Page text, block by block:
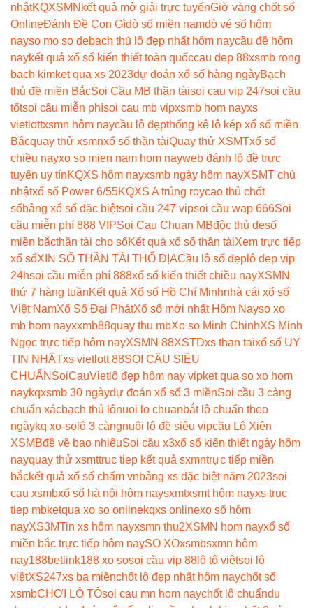
nhậtKQXSMN kết quả mở giải trực tuyếnGiờ vàng chốt số
OnlineĐánh Đề Con Gìdò số miền namdò vé số hôm
nayso mo so debach thủ lô đẹp nhất hôm naycầu đề hôm
naykết quả xổ số kiến thiết toàn quốccau dep 88xsmb rong
bach kimket qua xs 2023dự đoán xổ số hàng ngàyBạch
thủ đề miền BắcSoi Cầu MB thần tàisoi cau vip 247soi cầu
tốtsoi cầu miễn phísoi cau mb vipxsmb hom nayxs
vietlottxsmn hôm naycầu lô đẹpthống kê lô kép xổ số miền
Bắcquay thử xsmnxổ số thần tàiQuay thử XSMTxổ số
chiều nayxo so mien nam hom nayweb đánh lô đề trực
tuyến uy tínKQXS hôm nayxsmb ngày hôm nayXSMT chủ
nhậtxổ số Power 6/55KQXS A trúng roycao thủ chốt
sốbảng xổ số đặc biệtsoi cầu 247 vipsoi cầu wap 666Soi
cầu miễn phí 888 VIPSoi Cau Chuan MBđộc thủ desố
miền bắcthần tài cho sốKết quả xổ số thần tàiXem trực tiếp
xổ sốXIN SỐ THẦN TÀI THỔ ĐỊACầu lô số đẹp lô đẹp vip
24hsoi cầu miễn phí 888xổ số kiến thiết chiều nayXSMN
thứ 7 hàng tuầnKết quả Xổ số Hồ Chí Minhnhà cái xổ số
Việt NamXổ Số Đại PhátXổ số mới nhất Hôm Nayso xo
mb hom nayxxmb88quay thu mbXo so Minh ChinhXS Minh
Ngọc trực tiếp hôm nayXSMN 88XSTDxs than taixổ số UY
TIN NHẤTxs vietlott 88SOI CẦU SIÊU
CHUẨN SoiCauVietlô đẹp hôm nay vipket qua so xo hom
naykqxsmb 30 ngàydự đoán xổ số 3 miềnSoi cầu 3 càng
chuẩn xácbạch thủ lônuoi lo chuanbắt lô chuẩn theo
ngàykq xo-so lô 3 càngnuôi lô đề siêu vipcầu Lô Xiên
XSMBđề về bao nhiêuSoi cầu x3xổ số kiến thiết ngày hôm
nayquay thử xsmttruc tiep kết quả sxmntrực tiếp miền
bắckết quả xổ số chấm vnbảng xs đặc biệt năm 2023soi
cau xsmbxổ số hà nội hôm naysxmtxsmt hôm nayxs truc
tiep mbketqua xo so onlinekqxs onlinexo số hôm
nayXS3MTin xs hôm nayxsmn thu2XSMN hom nayxổ số
miền bắc trực tiếp hôm naySO XOxsmbsxmn hôm
nay188betlink188 xo sosoi cầu vip 88 lô tô việtsoi lô
việtXS247xs ba miềnchốt lô đẹp nhất hôm naychốt số
xsmbCHƠI LÔ TÔsoi cau mn hom naychốt lô chuẩndu